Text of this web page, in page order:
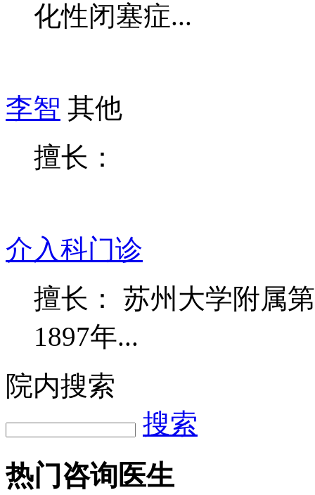
化性闭塞症...
李智 其他
擅长：
介入科门诊
擅长： 苏州大学附属
1897年...
院内搜索
搜索
热门咨询医生